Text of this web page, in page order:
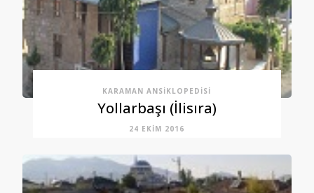
KARAMAN ANSIKLOPEDISI
Yollarbaşı (İlisıra)
24 EKIM 2016